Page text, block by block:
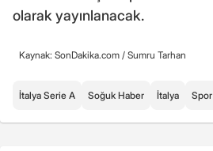
olarak yayınlanacak.
Kaynak: SonDakika.com / Sumru Tarhan
İtalya Serie A Soğuk Haber İtalya Spor